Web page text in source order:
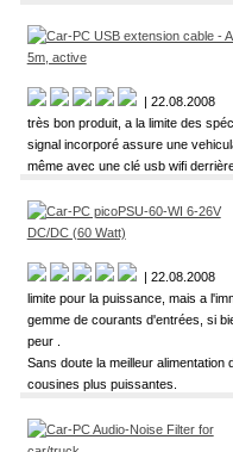
| 22.08.2008
très bon produit, a la limite des
signal incorporé assure une
même avec une clé usb wifi
| 22.08.2008
limite pour la puissance, mais a
gemme de courants d'entrées, si
peur .
Sans doute la meilleur
cousines plus puissantes.